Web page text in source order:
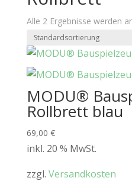
Alle 2 Ergebnisse werden
MODU®
Rollbrett blau
69,00 €
inkl. 20 % MwSt.
zzgl. Versandkosten